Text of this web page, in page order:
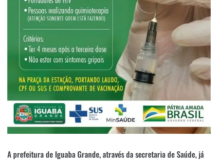
A prefeitura de Iguaba Grande, através da secretaria de Saúde, já